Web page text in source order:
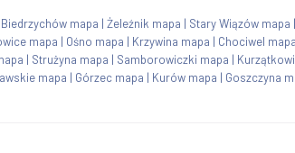
Biedrzychów mapa | Żeleźnik mapa | Stary Wiązów mapa |
mapa | Ośno mapa | Krzywina mapa | Chociwel mapa
| Strużyna mapa | Samborowiczki mapa |
mapa | Górzec mapa | Kurów mapa | Goszczyna